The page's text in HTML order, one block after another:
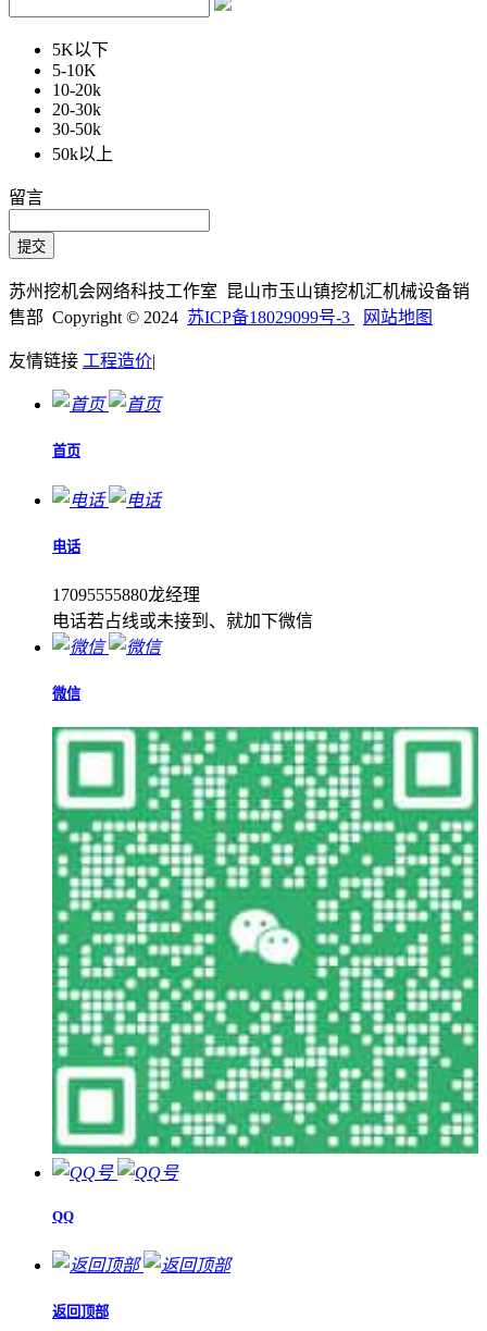
5K以下
5-10K
10-20k
20-30k
30-50k
50k以上
留言
苏州挖机会网络科技工作室 昆山市玉山镇挖机汇机械设备销
售部 Copyright © 2024 苏ICP备18029099号-3 网站地图
友情链接 工程造价|
首页
电话
17095555880龙经理
电话若占线或未接到、就加下微信
微信
QQ
返回顶部